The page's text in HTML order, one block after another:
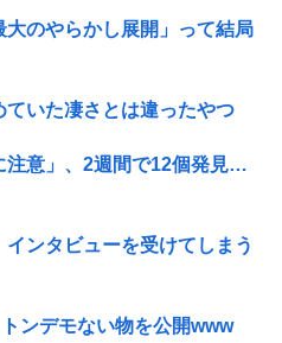
大のやらかし展開」って結局
ていた凄さとは違ったやつ
注意」、2週間で12個発見…
ンタビューを受けてしまう
ンデモない物を公開www